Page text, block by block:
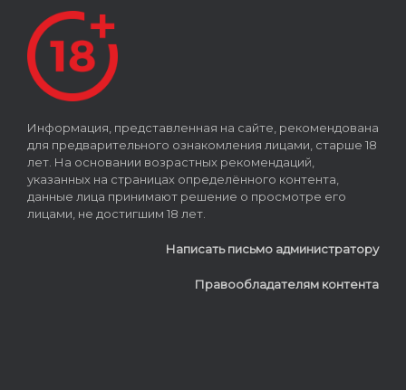
Информация, представленная на сайте, рекомендована
для предварительного ознакомления лицами, старше 18
лет. На основании возрастных рекомендаций,
указанных на страницах определённого контента,
данные лица принимают решение о просмотре его
лицами, не достигшим 18 лет.
Написать письмо администратору
Правообладателям контента